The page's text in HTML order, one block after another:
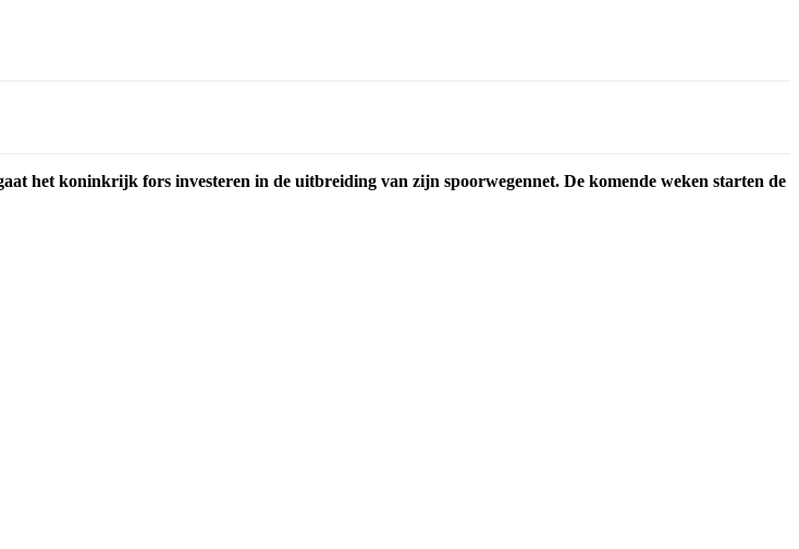
het koninkrijk fors investeren in de uitbreiding van zijn spoorwegennet. De komende weken starten de